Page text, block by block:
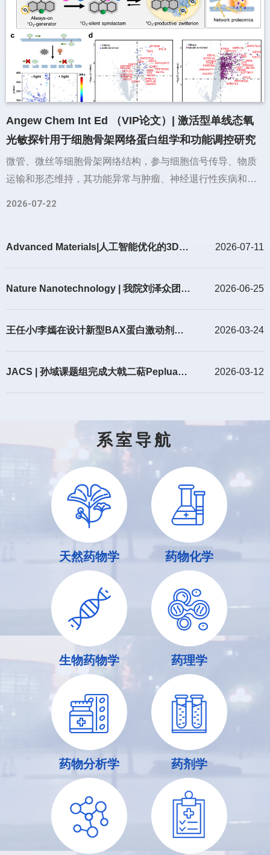
Angew Chem Int Ed （VIP论文）| 激活型单线态氧
光敏探针用于细胞骨架网络蛋白组学和功能调控研究
微管、微丝等细胞骨架网络结构，参与细胞信号传导、物质
运输和形态维持，其功能异常与肿瘤、神经退行性疾病和炎
了一类激活型单线态氧光敏探针，可在活细胞中对微管和微
丝等靶标进行精准光控调节，并成为用于细胞骨架互作网络
相关蛋白质组学研究工具。相关成果以“Binding-activated
Angewandte Chemie International Edition杂志。图1.激活型
单线态氧光敏探针用于细胞骨架网络蛋白组学和功能调控研
究研究团队采用“磺酰胺–PEG₂–配体”模块化设计，将细胞骨
要呈不可激发的螺内酰胺结构，
2026-07-22
Advanced Materials|人工智能优化的3D打印双层植入体：解决结直肠癌腹膜转移化疗-免疫治疗序贯给药难题 2026-07-11
Nature Nanotechnology | 我院刘泽众团队在新型呼吸道黏膜疫苗佐剂方向取得重要进展 2026-06-25
王任小/李嫣在设计新型BAX蛋白激动剂研究中取得进展 2026-03-24
JACS | 孙域课题组完成大戟二萜Pepluanol A与Pepluacetal的全合成 2026-03-12
系室导航
天然药物学 药物化学
生物药物学 药理学
药物分析学 药剂学